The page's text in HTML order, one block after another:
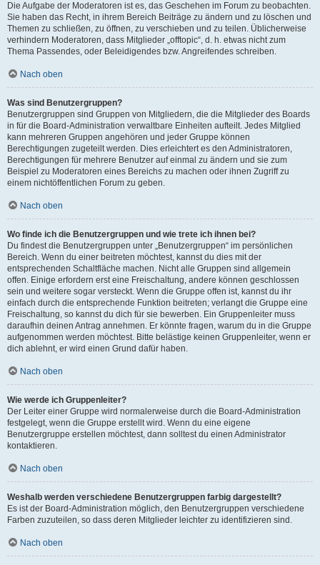
Die Aufgabe der Moderatoren ist es, das Geschehen im Forum zu beobachten.
Sie haben das Recht, in ihrem Bereich Beiträge zu ändern und zu löschen und
Themen zu schließen, zu öffnen, zu verschieben und zu teilen. Üblicherweise
verhindern Moderatoren, dass Mitglieder „offtopic“, d. h. etwas nicht zum
Thema Passendes, oder Beleidigendes bzw. Angreifendes schreiben.
Nach oben
Was sind Benutzergruppen?
Benutzergruppen sind Gruppen von Mitgliedern, die die Mitglieder des Boards
in für die Board-Administration verwaltbare Einheiten aufteilt. Jedes Mitglied
kann mehreren Gruppen angehören und jeder Gruppe können
Berechtigungen zugeteilt werden. Dies erleichtert es den Administratoren,
Berechtigungen für mehrere Benutzer auf einmal zu ändern und sie zum
Beispiel zu Moderatoren eines Bereichs zu machen oder ihnen Zugriff zu
einem nichtöffentlichen Forum zu geben.
Nach oben
Wo finde ich die Benutzergruppen und wie trete ich ihnen bei?
Du findest die Benutzergruppen unter „Benutzergruppen“ im persönlichen
Bereich. Wenn du einer beitreten möchtest, kannst du dies mit der
entsprechenden Schaltfläche machen. Nicht alle Gruppen sind allgemein
offen. Einige erfordern erst eine Freischaltung, andere können geschlossen
sein und weitere sogar versteckt. Wenn die Gruppe offen ist, kannst du ihr
einfach durch die entsprechende Funktion beitreten; verlangt die Gruppe eine
Freischaltung, so kannst du dich für sie bewerben. Ein Gruppenleiter muss
daraufhin deinen Antrag annehmen. Er könnte fragen, warum du in die Gruppe
aufgenommen werden möchtest. Bitte belästige keinen Gruppenleiter, wenn er
dich ablehnt, er wird einen Grund dafür haben.
Nach oben
Wie werde ich Gruppenleiter?
Der Leiter einer Gruppe wird normalerweise durch die Board-Administration
festgelegt, wenn die Gruppe erstellt wird. Wenn du eine eigene
Benutzergruppe erstellen möchtest, dann solltest du einen Administrator
kontaktieren.
Nach oben
Weshalb werden verschiedene Benutzergruppen farbig dargestellt?
Es ist der Board-Administration möglich, den Benutzergruppen verschiedene
Farben zuzuteilen, so dass deren Mitglieder leichter zu identifizieren sind.
Nach oben